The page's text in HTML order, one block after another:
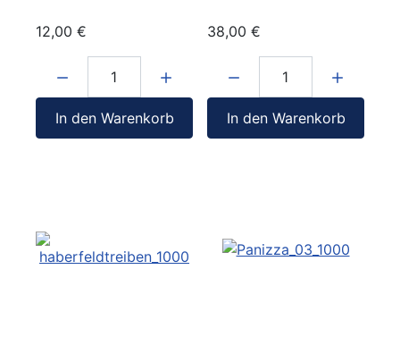
12,00 €
In den Warenkorb
38,00 €
In den Warenkorb